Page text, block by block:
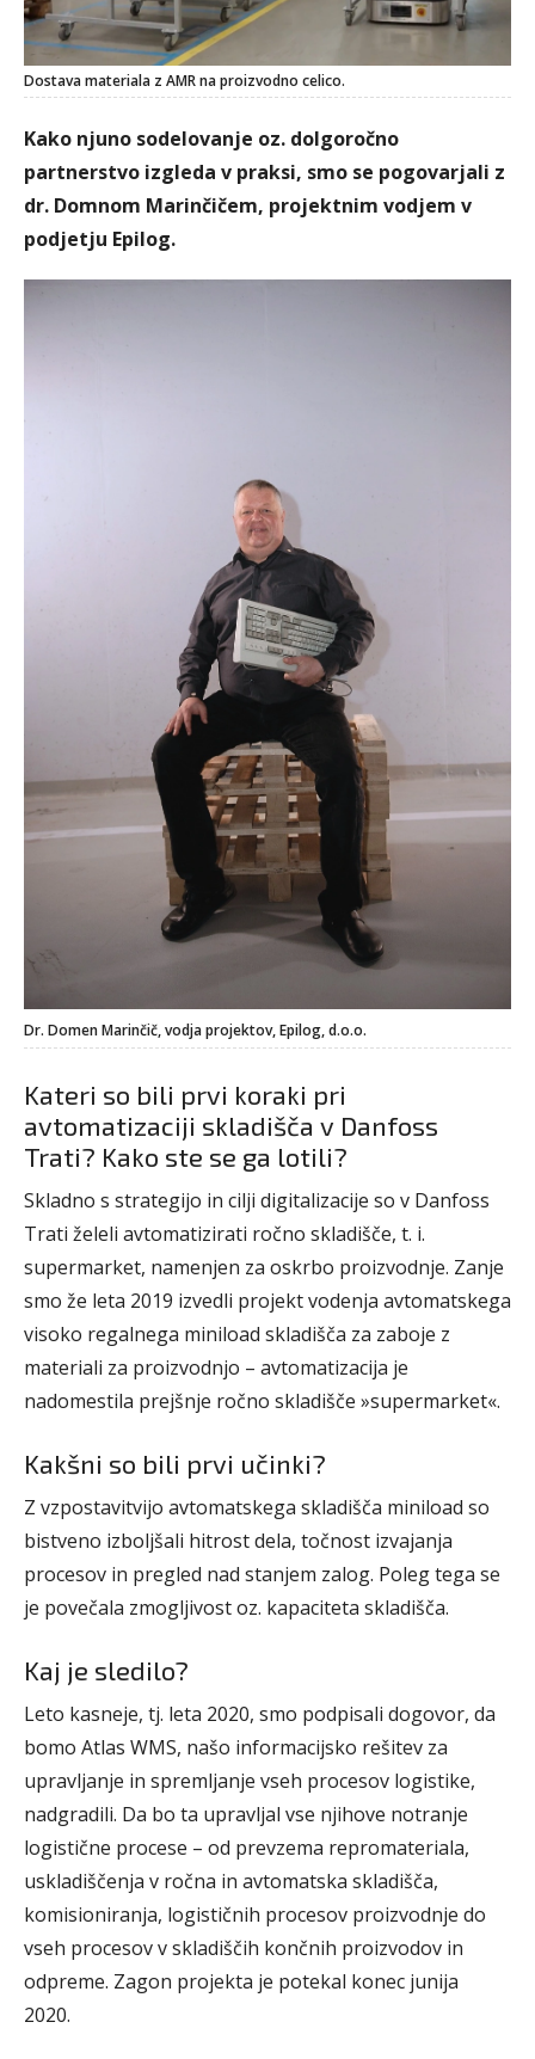
Dostava materiala z AMR na proizvodno celico.
Kako njuno sodelovanje oz. dolgoročno
partnerstvo izgleda v praksi, smo se pogovarjali z
dr. Domnom Marinčičem, projektnim vodjem v
podjetju Epilog.
Dr. Domen Marinčič, vodja projektov, Epilog, d.o.o.
Kateri so bili prvi koraki pri
avtomatizaciji skladišča v Danfoss
Trati? Kako ste se ga lotili?
Skladno s strategijo in cilji digitalizacije so v Danfoss
Trati želeli avtomatizirati ročno skladišče, t. i.
supermarket, namenjen za oskrbo proizvodnje. Zanje
smo že leta 2019 izvedli projekt vodenja avtomatskega
visoko regalnega miniload skladišča za zaboje z
materiali za proizvodnjo – avtomatizacija je
nadomestila prejšnje ročno skladišče »supermarket«.
Kakšni so bili prvi učinki?
Z vzpostavitvijo avtomatskega skladišča miniload so
bistveno izboljšali hitrost dela, točnost izvajanja
procesov in pregled nad stanjem zalog. Poleg tega se
je povečala zmogljivost oz. kapaciteta skladišča.
Kaj je sledilo?
Leto kasneje, tj. leta 2020, smo podpisali dogovor, da
bomo Atlas WMS, našo informacijsko rešitev za
upravljanje in spremljanje vseh procesov logistike,
nadgradili. Da bo ta upravljal vse njihove notranje
logistične procese – od prevzema repromateriala,
uskladiščenja v ročna in avtomatska skladišča,
komisioniranja, logističnih procesov proizvodnje do
vseh procesov v skladiščih končnih proizvodov in
odpreme. Zagon projekta je potekal konec junija
2020.